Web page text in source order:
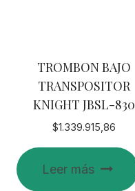
TROMBON BAJO
TRANSPOSITOR
KNIGHT JBSL-830
$1.339.915,86
Leer más